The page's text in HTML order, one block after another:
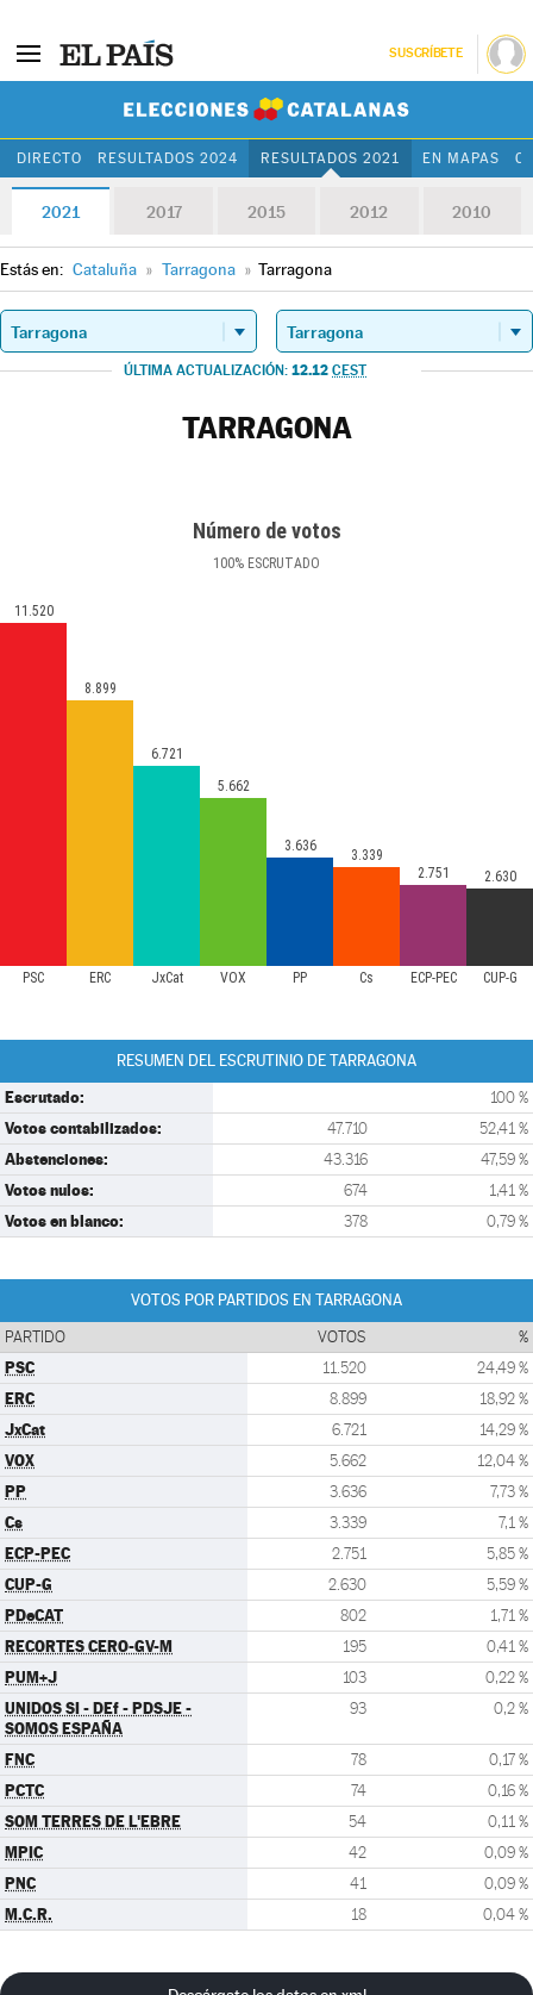
SUSCRÍBETE
DIRECTO RESULTADOS 2024 RESULTADOS 2021 EN MAPAS
2021 2017 2015 2012 2010
Estás en: Cataluña » Tarragona » Tarragona
ÚLTIMA ACTUALIZACIÓN: 12.12 CEST
TARRAGONA
Número de votos
100% ESCRUTADO
PSC ERC JxCat VOX PP Cs ECP-PEC CUP-G
11.520
8.899
6.721
5.662
3.636
3.339
2.751
2.630
RESUMEN DEL ESCRUTINIO DE TARRAGONA
Escrutado: 100 %
Votos contabilizados: 47.710 52,41 %
Abstenciones: 43.316 47,59 %
Votos nulos: 674 1,41 %
Votos en blanco: 378 0,79 %
VOTOS POR PARTIDOS EN TARRAGONA
PARTIDO VOTOS %
PSC 11.520 24,49 %
ERC 8.899 18,92 %
JxCat 6.721 14,29 %
VOX 5.662 12,04 %
PP 3.636 7,73 %
Cs 3.339 7,1 %
ECP-PEC 2.751 5,85 %
CUP-G 2.630 5,59 %
PDeCAT 802 1,71 %
RECORTES CERO-GV-M 195 0,41 %
PUM+J 103 0,22 %
UNIDOS SI - DEf - PDSJE -
SOMOS ESPAÑA
93 0,2 %
FNC 78 0,17 %
PCTC 74 0,16 %
SOM TERRES DE L'EBRE 54 0,11 %
MPIC 42 0,09 %
PNC 41 0,09 %
M.C.R. 18 0,04 %